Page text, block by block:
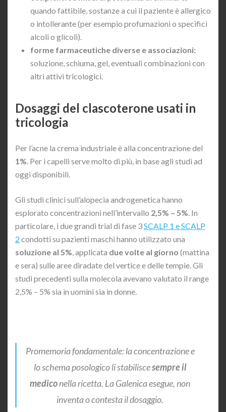
quando fattibile, sostanze a cui il paziente è allergico
o intollerante (per esempio profumazioni o specifici
alcoli o glicoli).
forme farmaceutiche diverse e associazioni:
soluzione, schiuma, gel, eventuali combinazioni con
altri attivi tricologici.
Dosaggi del clascoterone usati in
tricologia
Per l’acne la crema industriale è alla concentrazione del
1%. Per i capelli serve molto di più, in base agli studi ad
oggi disponibili.
Gli studi clinici sull’alopecia androgenetica hanno
esplorato concentrazioni nell’intervallo 2,5% – 5%. In
particolare, i due grandi trial di fase 3SCALP 1 e SCALP
2 condotti su pazienti maschi hanno utilizzato una
soluzione al 5%, applicata due volte al giorno (mattina
e sera) sulle aree diradate del vertice e delle tempie. Gli
studi precedenti sulla molecola avevano valutato il range
2,5% – 5% sia in uomini sia in donne.
Promemoria fondamentale: la concentrazione e
lo schema posologico li stabiliscesempre il
mediconella ricetta. La Galenica esegue, non
inventa o contesta il dosaggio.